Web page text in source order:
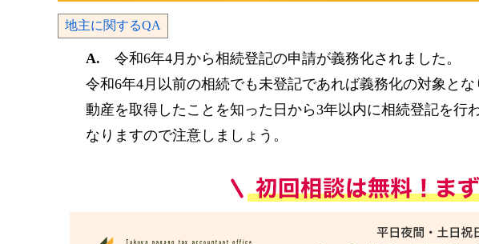
地主に関するQA
A. 令和6年4月から相続登記の申請が義務化されました。
令和6年4月以前の相続でも未登記であれば義務化の対象と
動産を取得したことを知った日から3年以内に相続登記を行
なりますので注意しましょう。